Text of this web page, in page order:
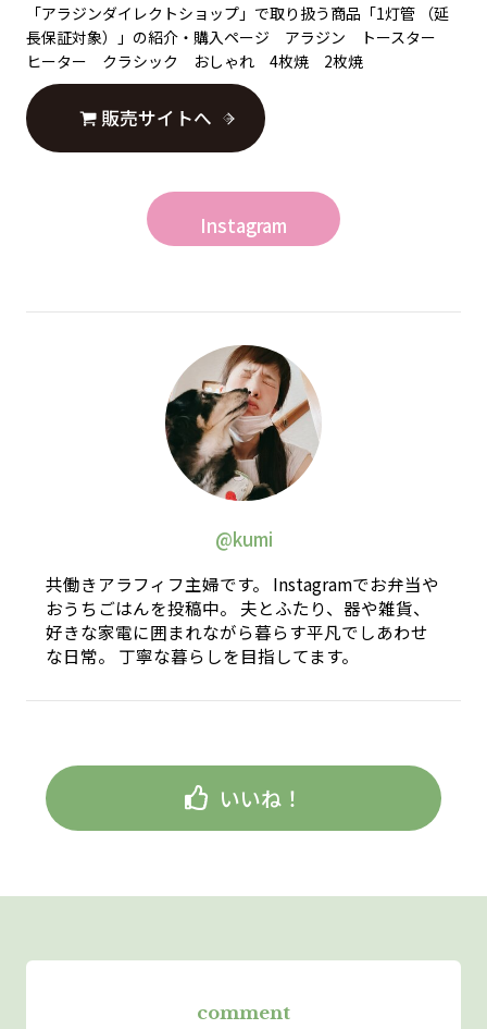
「アラジンダイレクトショップ」で取り扱う商品「1灯管 （延
長保証対象）」の紹介・購入ページ アラジン トースター
ヒーター クラシック おしゃれ 4枚焼 2枚焼
販売サイトへ
Instagram
@kumi
共働きアラフィフ主婦です。 Instagramでお弁当や
おうちごはんを投稿中。 夫とふたり、器や雑貨、
好きな家電に囲まれながら暮らす平凡でしあわせ
な日常。 丁寧な暮らしを目指してます。
いいね！
comment